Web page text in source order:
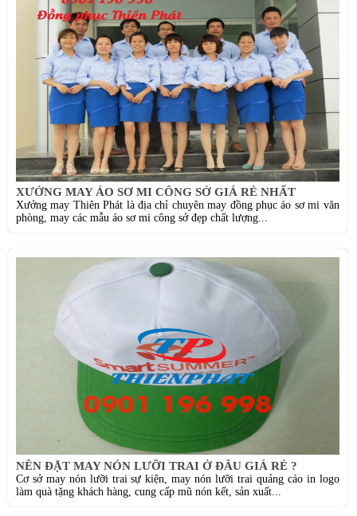
XƯỞNG MAY ÁO SƠ MI CÔNG SỞ GIÁ RẺ NHẤT
Xưởng may Thiên Phát là địa chỉ chuyên may đồng phục áo sơ mi văn
phòng, may các mẫu áo sơ mi công sở đẹp chất lượng...
NÊN ĐẶT MAY NÓN LƯỠI TRAI Ở ĐÂU GIÁ RẺ ?
Cơ sở may nón lưỡi trai sự kiện, may nón lưỡi trai quảng cáo in logo
làm quà tặng khách hàng, cung cấp mũ nón kết, sản xuất...